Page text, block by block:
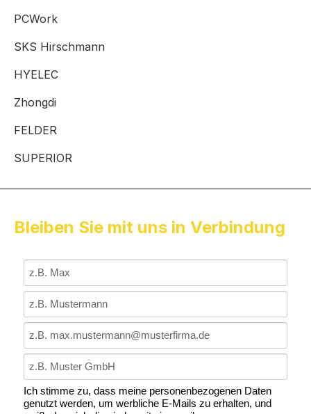
PCWork
SKS Hirschmann
HYELEC
Zhongdi
FELDER
SUPERIOR
Bleiben Sie mit uns in Verbindung
Ich stimme zu, dass meine personenbezogenen Daten
genutzt werden, um werbliche E-Mails zu erhalten, und